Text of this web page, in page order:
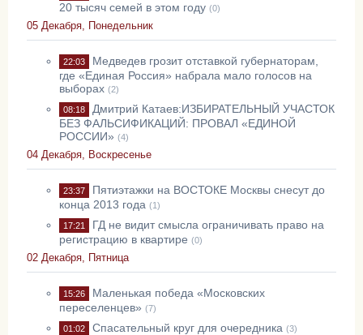
20 тысяч семей в этом году (0)
05 Декабря, Понедельник
22:03
Медведев грозит отставкой губернаторам,
где «Единая Россия» набрала мало голосов на
выборах (2)
08:18
Дмитрий Катаев:ИЗБИРАТЕЛЬНЫЙ УЧАСТОК
БЕЗ ФАЛЬСИФИКАЦИЙ: ПРОВАЛ «ЕДИНОЙ
РОССИИ» (4)
04 Декабря, Воскресенье
23:37
Пятиэтажки на ВОСТОКЕ Москвы снесут до
конца 2013 года (1)
17:21
ГД не видит смысла ограничивать право на
регистрацию в квартире (0)
02 Декабря, Пятница
15:26
Маленькая победа «Московских
переселенцев» (7)
01:02 Спасательный круг для очередника (3)